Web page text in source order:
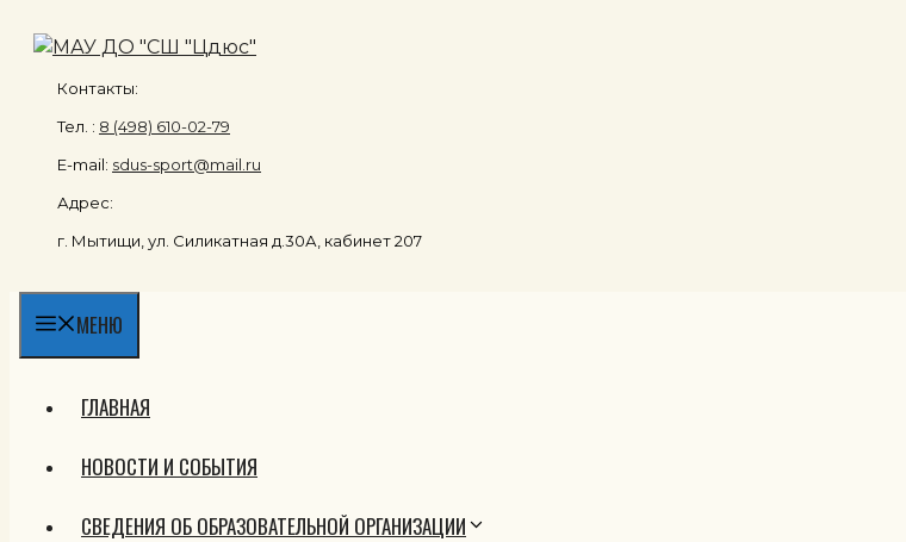
содержимому
Контакты:
Тел. : 8 (498) 610-02-79
E-mail: sdus-sport@mail.ru
Адрес:
г. Мытищи, ул. Силикатная д.30А, кабинет 207
МЕНЮ
ГЛАВНАЯ
НОВОСТИ И СОБЫТИЯ
СВЕДЕНИЯ ОБ ОБРАЗОВАТЕЛЬНОЙ ОРГАНИЗАЦИИ